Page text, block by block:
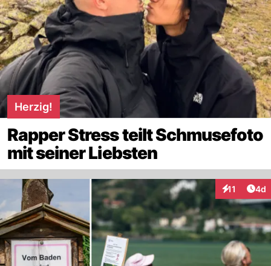
Herzig!
Rapper Stress teilt Schmusefoto
mit seiner Liebsten
11 4d